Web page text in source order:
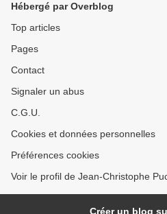
Hébergé par Overblog
Top articles
Pages
Contact
Signaler un abus
C.G.U.
Cookies et données personnelles
Préférences cookies
Voir le profil de Jean-Christophe
Créer un blog